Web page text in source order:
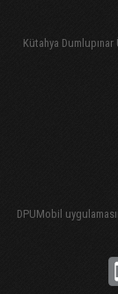
Kütahya
DPUMobil